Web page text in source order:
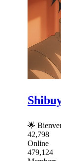
🌟
42,798
Online
479,124